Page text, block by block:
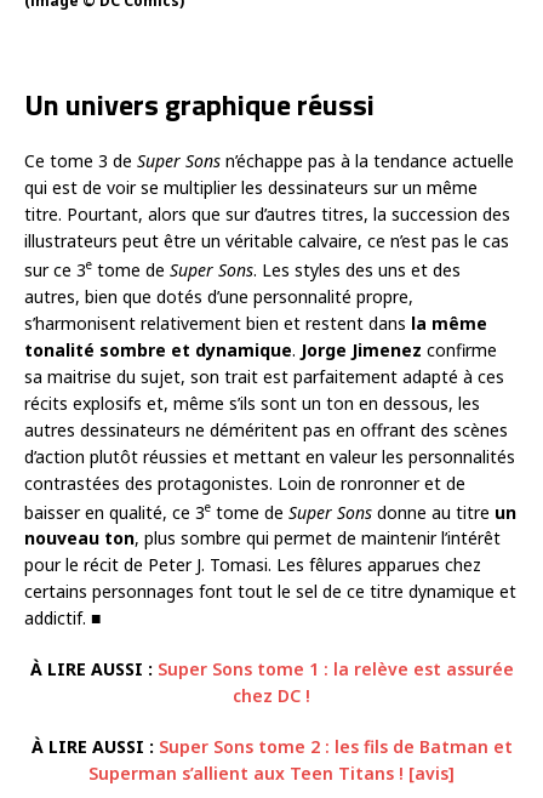
Un univers graphique réussi
Ce tome 3 de Super Sons n’échappe pas à la tendance actuelle
qui est de voir se multiplier les dessinateurs sur un même
titre. Pourtant, alors que sur d’autres titres, la succession des
illustrateurs peut être un véritable calvaire, ce n’est pas le cas
sur ce 3e tome de Super Sons. Les styles des uns et des
autres, bien que dotés d’une personnalité propre,
s’harmonisent relativement bien et restent dans la même
tonalité sombre et dynamique. Jorge Jimenez confirme
sa maitrise du sujet, son trait est parfaitement adapté à ces
récits explosifs et, même s’ils sont un ton en dessous, les
autres dessinateurs ne déméritent pas en offrant des scènes
d’action plutôt réussies et mettant en valeur les personnalités
contrastées des protagonistes. Loin de ronronner et de
baisser en qualité, ce 3e tome de Super Sons donne au titre un
nouveau ton, plus sombre qui permet de maintenir l’intérêt
pour le récit de Peter J. Tomasi. Les fêlures apparues chez
certains personnages font tout le sel de ce titre dynamique et
addictif. ■
À LIRE AUSSI : Super Sons tome 1 : la relève est assurée
chez DC !
À LIRE AUSSI : Super Sons tome 2 : les fils de Batman et
Superman s’allient aux Teen Titans ! [avis]